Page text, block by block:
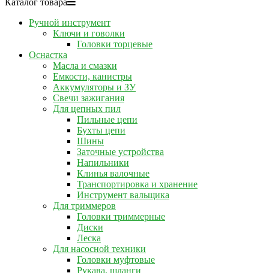
Каталог товара
Ручной инструмент
Ключи и говолки
Головки торцевые
Оснастка
Масла и смазки
Емкости, канистры
Аккумуляторы и ЗУ
Свечи зажигания
Для цепных пил
Пильные цепи
Бухты цепи
Шины
Заточные устройства
Напильники
Клинья валочные
Транспортировка и хранение
Инструмент вальщика
Для триммеров
Головки триммерные
Диски
Леска
Для насосной техники
Головки муфтовые
Рукава, шланги